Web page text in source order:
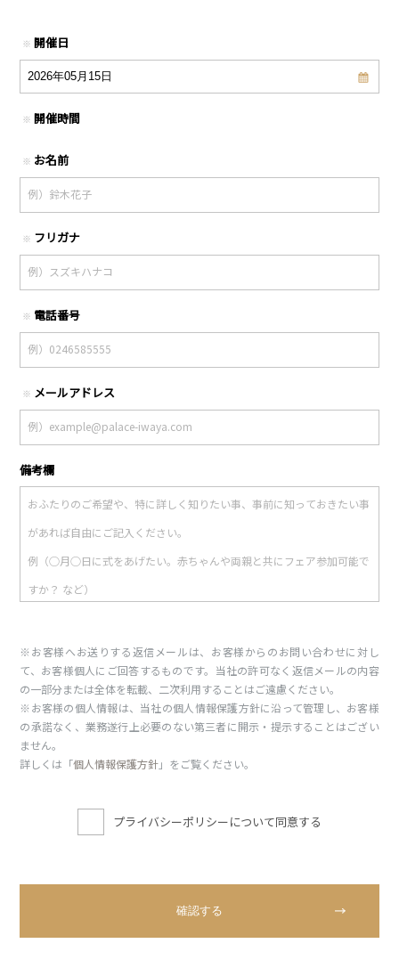
※ 開催日
※ 開催時間
※ お名前
※ フリガナ
※ 電話番号
※ メールアドレス
備考欄
※お客様へお送りする返信メールは、お客様からのお問い合わせに対し
て、お客様個人にご回答するものです。当社の許可なく返信メールの内容
の一部分または全体を転載、二次利用することはご遠慮ください。
※お客様の個人情報は、当社の個人情報保護方針に沿って管理し、お客様
の承諾なく、業務遂行上必要のない第三者に開示・提示することはござい
ません。
詳しくは「個人情報保護方針」をご覧ください。
プライバシーポリシーについて同意する